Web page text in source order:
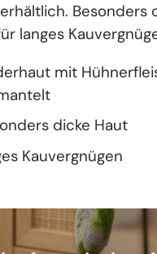
Besonders
langes
mit
dicke Haut
Kauvergnügen